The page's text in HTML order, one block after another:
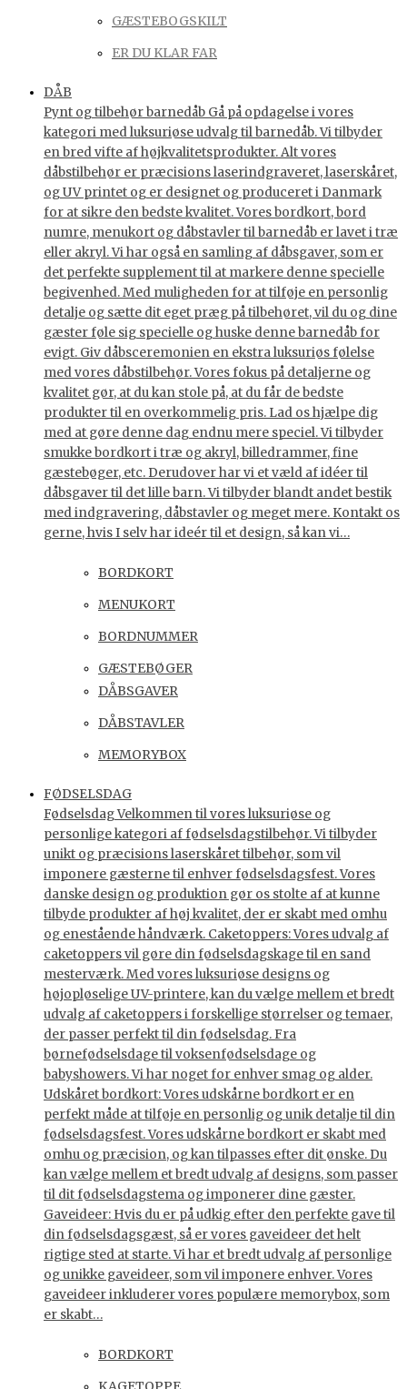
GÆSTEBOGSKILT
ER DU KLAR FAR
DÅB
Pynt og tilbehør barnedåb Gå på opdagelse i vores
kategori med luksuriøse udvalg til barnedåb. Vi tilbyder
en bred vifte af højkvalitetsprodukter. Alt vores
dåbstilbehør er præcisions laserindgraveret, laserskåret,
og UV printet og er designet og produceret i Danmark
for at sikre den bedste kvalitet. Vores bordkort, bord
numre, menukort og dåbstavler til barnedåb er lavet i træ
eller akryl. Vi har også en samling af dåbsgaver, som er
det perfekte supplement til at markere denne specielle
begivenhed. Med muligheden for at tilføje en personlig
detalje og sætte dit eget præg på tilbehøret, vil du og dine
gæster føle sig specielle og huske denne barnedåb for
evigt. Giv dåbsceremonien en ekstra luksuriøs følelse
med vores dåbstilbehør. Vores fokus på detaljerne og
kvalitet gør, at du kan stole på, at du får de bedste
produkter til en overkommelig pris. Lad os hjælpe dig
med at gøre denne dag endnu mere speciel. Vi tilbyder
smukke bordkort i træ og akryl, billedrammer, fine
gæstebøger, etc. Derudover har vi et væld af idéer til
dåbsgaver til det lille barn. Vi tilbyder blandt andet bestik
med indgravering, dåbstavler og meget mere. Kontakt os
gerne, hvis I selv har ideér til et design, så kan vi…
BORDKORT
MENUKORT
BORDNUMMER
GÆSTEBØGER
DÅBSGAVER
DÅBSTAVLER
MEMORYBOX
FØDSELSDAG
Fødselsdag Velkommen til vores luksuriøse og
personlige kategori af fødselsdagstilbehør. Vi tilbyder
unikt og præcisions laserskåret tilbehør, som vil
imponere gæsterne til enhver fødselsdagsfest. Vores
danske design og produktion gør os stolte af at kunne
tilbyde produkter af høj kvalitet, der er skabt med omhu
og enestående håndværk. Caketoppers: Vores udvalg af
caketoppers vil gøre din fødselsdagskage til en sand
mesterværk. Med vores luksuriøse designs og
højopløselige UV-printere, kan du vælge mellem et bredt
udvalg af caketoppers i forskellige størrelser og temaer,
der passer perfekt til din fødselsdag. Fra
børnefødselsdage til voksenfødselsdage og
babyshowers. Vi har noget for enhver smag og alder.
Udskåret bordkort: Vores udskårne bordkort er en
perfekt måde at tilføje en personlig og unik detalje til din
fødselsdagsfest. Vores udskårne bordkort er skabt med
omhu og præcision, og kan tilpasses efter dit ønske. Du
kan vælge mellem et bredt udvalg af designs, som passer
til dit fødselsdagstema og imponerer dine gæster.
Gaveideer: Hvis du er på udkig efter den perfekte gave til
din fødselsdagsgæst, så er vores gaveideer det helt
rigtige sted at starte. Vi har et bredt udvalg af personlige
og unikke gaveideer, som vil imponere enhver. Vores
gaveideer inkluderer vores populære memorybox, som
er skabt…
BORDKORT